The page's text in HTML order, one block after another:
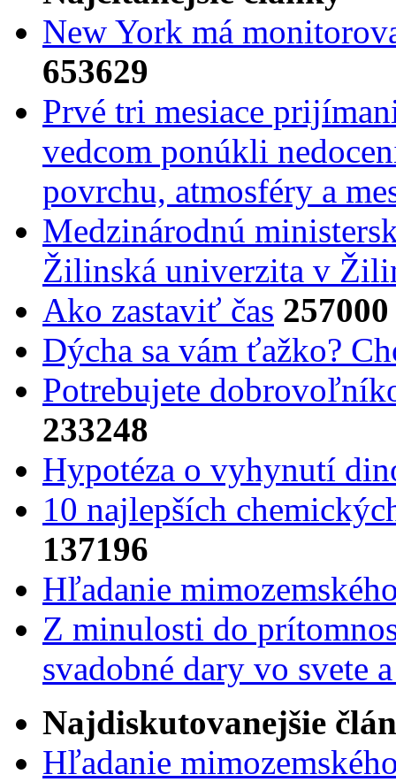
New York má
653629
Prvé tri mesiace
vedcom ponúkli
povrchu, atmosféry a
Medzinárodnú
Žilinská univerzita v
Ako zastaviť čas 257000
Dýcha sa vám ťažko?
Potrebujet​e
233248
Hypotéza o vyhynutí
10 najlepších
137196
Hľadanie
Z minulosti do
svadobné dary vo svete
Najdiskutovanejšie
Hľadanie